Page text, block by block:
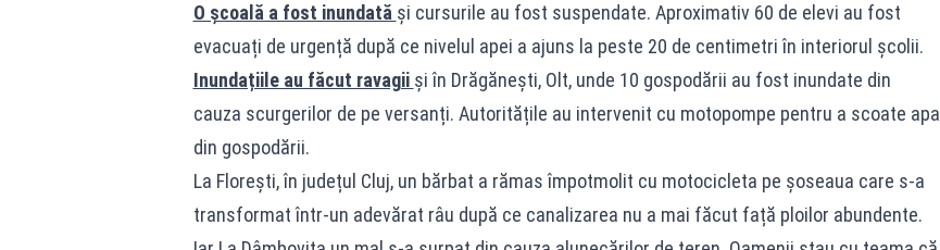
O școală a fost inundată și cursurile au fost suspendate. Aproximativ 60 de elevi au fost
evacuați de urgență după ce nivelul apei a ajuns la peste 20 de centimetri în interiorul școlii.
Inundațiile au făcut ravagii și în Drăgănești, Olt, unde 10 gospodării au fost inundate din
cauza scurgerilor de pe versanți. Autoritățile au intervenit cu motopompe pentru a scoate apa
din gospodării.
La Florești, în județul Cluj, un bărbat a rămas împotmolit cu motocicleta pe șoseaua care s-a
transformat într-un adevărat râu după ce canalizarea nu a mai făcut față ploilor abundente.